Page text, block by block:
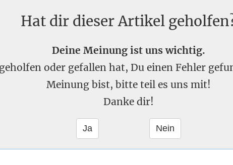
Hat dir dieser Artikel
Deine Meinung ist uns wichtig.
oder gefallen hat, Du einen Fehler
Meinung bist, bitte teil es uns mit!
Danke dir!